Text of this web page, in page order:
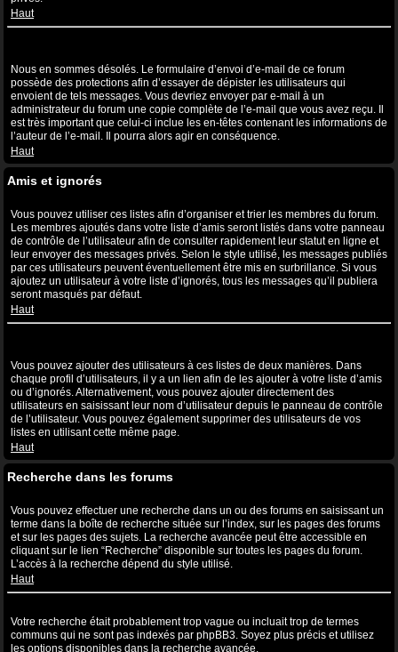
Haut
Nous en sommes désolés. Le formulaire d’envoi d’e-mail de ce forum
possède des protections afin d’essayer de dépister les utilisateurs qui
envoient de tels messages. Vous devriez envoyer par e-mail à un
administrateur du forum une copie complète de l’e-mail que vous avez reçu. Il
est très important que celui-ci inclue les en-têtes contenant les informations de
l’auteur de l’e-mail. Il pourra alors agir en conséquence.
Haut
Amis et ignorés
Vous pouvez utiliser ces listes afin d’organiser et trier les membres du forum.
Les membres ajoutés dans votre liste d’amis seront listés dans votre panneau
de contrôle de l’utilisateur afin de consulter rapidement leur statut en ligne et
leur envoyer des messages privés. Selon le style utilisé, les messages publiés
par ces utilisateurs peuvent éventuellement être mis en surbrillance. Si vous
ajoutez un utilisateur à votre liste d’ignorés, tous les messages qu’il publiera
seront masqués par défaut.
Haut
Vous pouvez ajouter des utilisateurs à ces listes de deux manières. Dans
chaque profil d’utilisateurs, il y a un lien afin de les ajouter à votre liste d’amis
ou d’ignorés. Alternativement, vous pouvez ajouter directement des
utilisateurs en saisissant leur nom d’utilisateur depuis le panneau de contrôle
de l’utilisateur. Vous pouvez également supprimer des utilisateurs de vos
listes en utilisant cette même page.
Haut
Recherche dans les forums
Vous pouvez effectuer une recherche dans un ou des forums en saisissant un
terme dans la boîte de recherche située sur l’index, sur les pages des forums
et sur les pages des sujets. La recherche avancée peut être accessible en
cliquant sur le lien “Recherche” disponible sur toutes les pages du forum.
L’accès à la recherche dépend du style utilisé.
Haut
Votre recherche était probablement trop vague ou incluait trop de termes
communs qui ne sont pas indexés par phpBB3. Soyez plus précis et utilisez
les options disponibles dans la recherche avancée.